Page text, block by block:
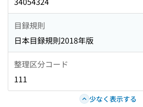
目録規則
日本目録規則2018年版
整理区分コード
111
少なく表示する